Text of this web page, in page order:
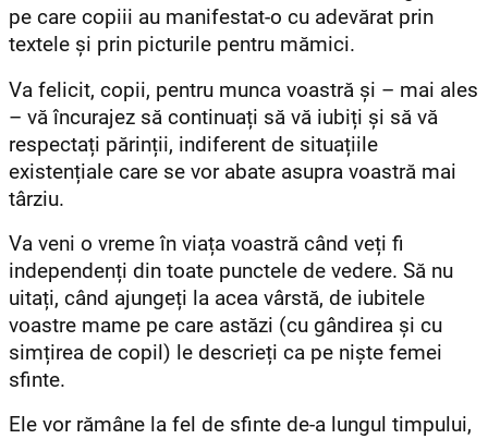
pe care copiii au manifestat-o cu adevărat prin
textele și prin picturile pentru mămici.
Va felicit, copii, pentru munca voastră și – mai ales
– vă încurajez să continuați să vă iubiți și să vă
respectați părinții, indiferent de situațiile
existențiale care se vor abate asupra voastră mai
târziu.
Va veni o vreme în viața voastră când veți fi
independenți din toate punctele de vedere. Să nu
uitați, când ajungeți la acea vârstă, de iubitele
voastre mame pe care astăzi (cu gândirea și cu
simțirea de copil) le descrieți ca pe niște femei
sfinte.
Ele vor rămâne la fel de sfinte de-a lungul timpului,